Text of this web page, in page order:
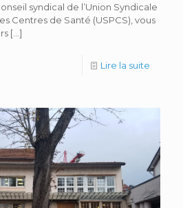
syndical de l’Union Syndicale
Centres de Santé (USPCS), vous
[…]
Lire la suite